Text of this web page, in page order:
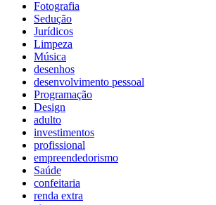
Fotografia
Sedução
Jurídicos
Limpeza
Música
desenhos
desenvolvimento pessoal
Programação
Design
adulto
investimentos
profissional
empreendedorismo
Saúde
confeitaria
renda extra